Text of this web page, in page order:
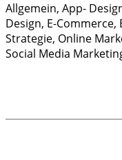
Allgemein, App-
Design, E-Commerce,
Strategie, Online
Social Media